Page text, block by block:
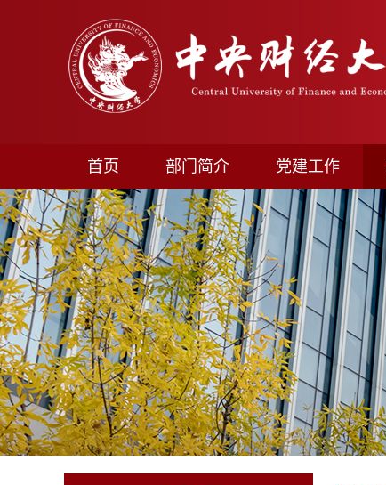
首页 部门简介 党建工作